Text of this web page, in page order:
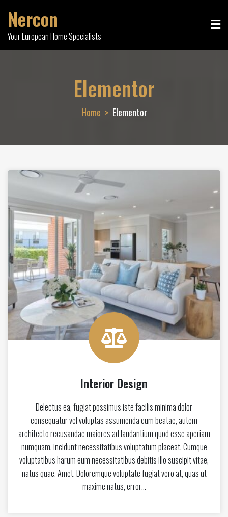
Nercon
Your European Home Specialists
Elementor
Home Elementor
Interior Design
Delectus ea, fugiat possimus iste facilis minima dolor
consequatur vel voluptas assumenda eum beatae, autem
architecto recusandae maiores ad laudantium quod esse aperiam
numquam, incidunt necessitatibus voluptatum placeat. Cumque
voluptatibus harum eum necessitatibus debitis illo suscipit vitae,
natus quae. Amet. Doloremque voluptate fugiat vero at, quas ut
maxime natus, error…